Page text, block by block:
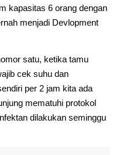
kapasitas 6 orang dengan
menjadi Devlopment
satu, ketika tamu
cek suhu dan
per 2 jam kita ada
mematuhi protokol
dilakukan seminggu